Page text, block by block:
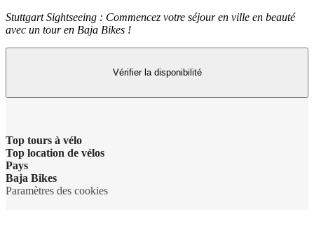
Stuttgart Sightseeing : Commencez votre séjour en ville en beauté
avec un tour en Baja Bikes !
Vérifier la disponibilité
Top tours à vélo
Top location de vélos
Pays
Baja Bikes
Paramètres des cookies